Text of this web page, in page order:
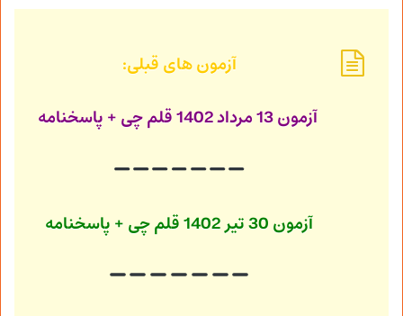
آزمون های قبلی:
آزمون 13 مرداد 1402 قلم چی + پاسخنامه
آزمون 30 تیر 1402 قلم چی + پاسخنامه